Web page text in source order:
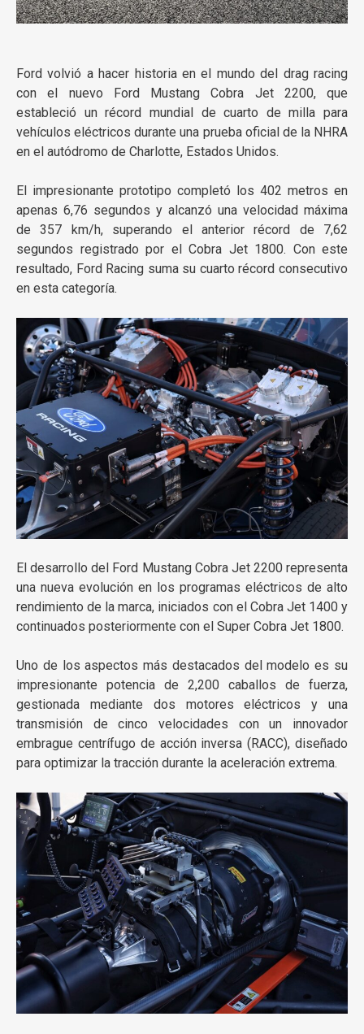
Ford volvió a hacer historia en el mundo del drag racing
con el nuevo
Ford Mustang Cobra Jet 2200, que
estableció un récord mundial de cuarto de milla para
vehículos eléctricos durante una prueba oficial de la NHRA
en el autódromo de Charlotte, Estados Unidos.
El impresionante prototipo completó los 402 metros en
apenas 6,76 segundos y alcanzó una velocidad máxima
de 357 km/h, superando el anterior récord de 7,62
segundos registrado por el Cobra Jet 1800. Con este
resultado, Ford Racing suma su cuarto récord consecutivo
en esta categoría.
El desarrollo del Ford Mustang Cobra Jet 2200 representa
una nueva evolución en los programas eléctricos de alto
rendimiento de la marca, iniciados con el Cobra Jet 1400 y
continuados posteriormente con el Super Cobra Jet 1800.
Uno de los aspectos más destacados del modelo es su
impresionante potencia de 2,200 caballos de fuerza,
gestionada mediante dos motores eléctricos y una
transmisión de cinco velocidades con un innovador
embrague centrífugo de acción inversa (RACC), diseñado
para optimizar la tracción durante la aceleración extrema.